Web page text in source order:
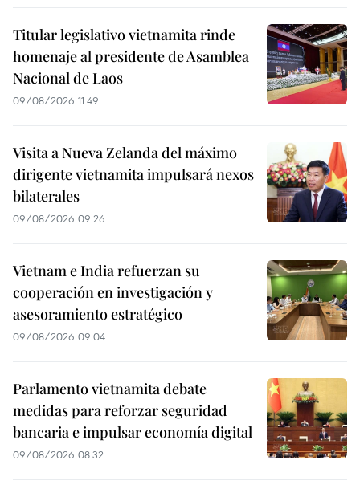
Titular legislativo vietnamita rinde
homenaje al presidente de Asamblea
Nacional de Laos
09/08/2026 11:49
Visita a Nueva Zelanda del máximo
dirigente vietnamita impulsará nexos
bilaterales
09/08/2026 09:26
Vietnam e India refuerzan su
cooperación en investigación y
asesoramiento estratégico
09/08/2026 09:04
Parlamento vietnamita debate
medidas para reforzar seguridad
bancaria e impulsar economía digital
09/08/2026 08:32